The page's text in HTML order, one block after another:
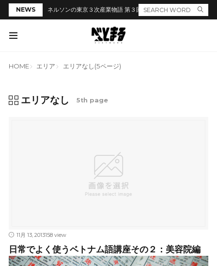
NEWS ネルソンの東京３次産業物語 第３回「居酒屋のカウンターでラ
HOME エリア エリアなし(5ページ)
エリアなし 5th page
11月 13, 2013158 view
日常でよく使うベトナム語講座その２：美容院編